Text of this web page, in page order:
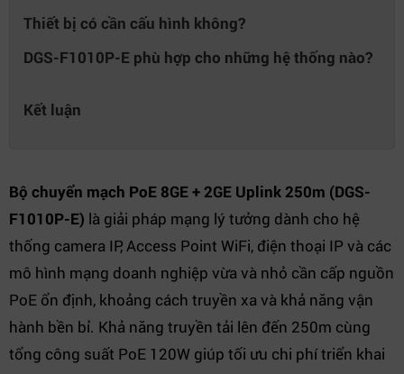
Thiết bị có cần cấu hình không?
DGS-F1010P-E phù hợp cho những hệ thống nào?
Kết luận
Bộ chuyển mạch PoE 8GE + 2GE Uplink 250m (DGS-
F1010P-E) là giải pháp mạng lý tưởng dành cho hệ
thống camera IP, Access Point WiFi, điện thoại IP và các
mô hình mạng doanh nghiệp vừa và nhỏ cần cấp nguồn
PoE ổn định, khoảng cách truyền xa và khả năng vận
hành bền bỉ. Khả năng truyền tải lên đến 250m cùng
tổng công suất PoE 120W giúp tối ưu chi phí triển khai